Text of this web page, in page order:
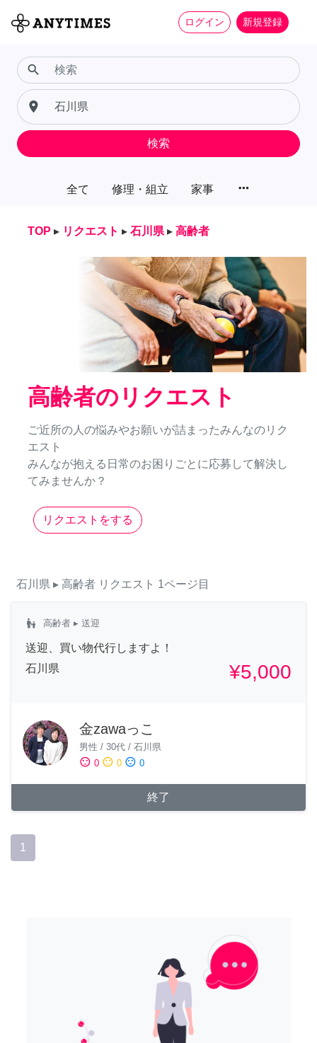
ログイン 新規登録
全て 修理・組立 家事 more_horiz
search
place
検索
TOP ▸ リクエスト ▸ 石川県 ▸ 高齢者
高齢者のリクエスト
ご近所の人の悩みやお願いが詰まったみんなのリク
エスト
みんなが抱える日常のお困りごとに応募して解決し
てみませんか？
リクエストをする
石川県 ▸ 高齢者 リクエスト 1ページ目
escalator_warning 高齢者 ▸ 送迎
送迎、買い物代行しますよ！
石川県
¥5,000
金zawaっこ
男性 / 30代 / 石川県
sentiment_satisfied 0 sentiment_neutral 0 sentiment_dissatisfied 0
終了
1